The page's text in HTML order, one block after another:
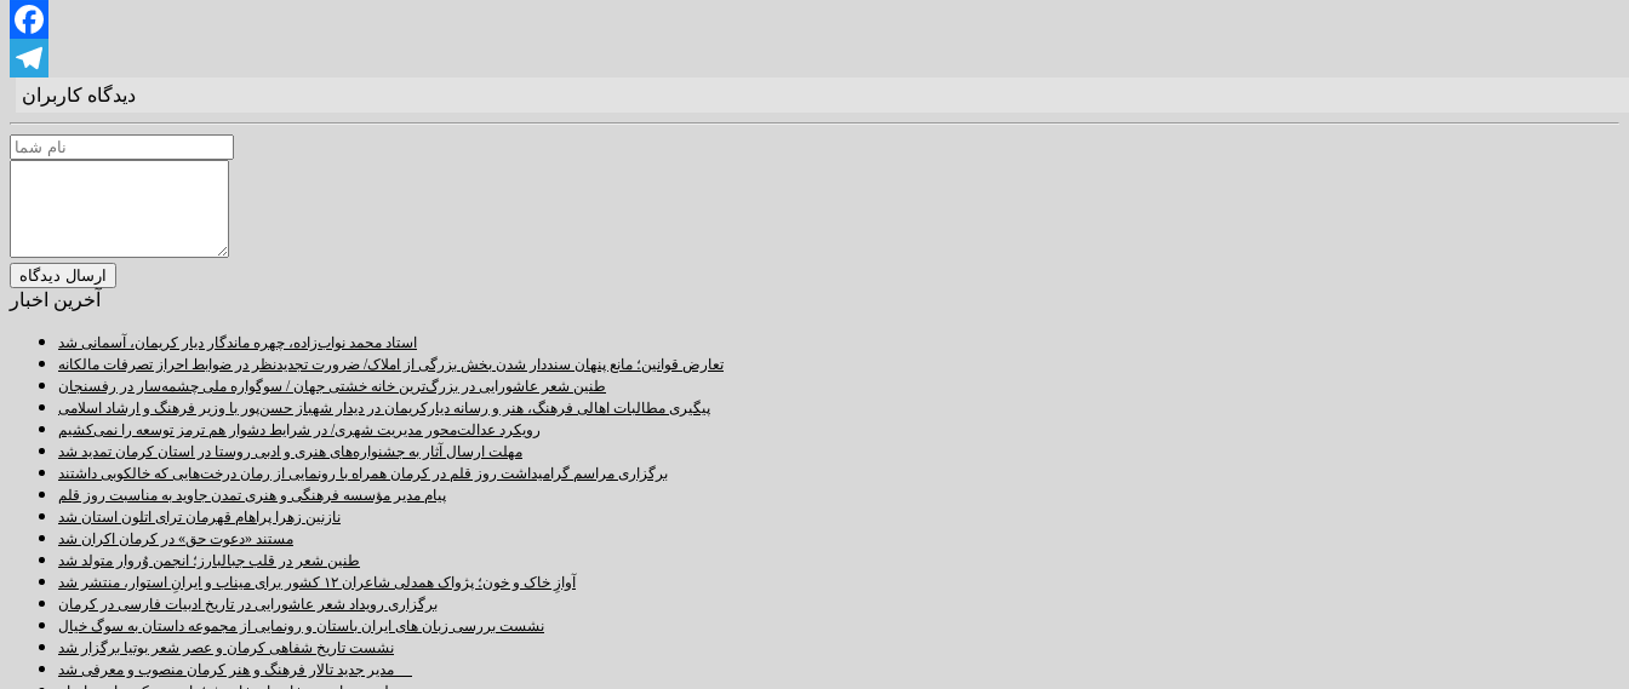
Twitter
Facebook
Telegram
دیدگاه کاربران
آخرین اخبار
استاد محمد نواب‌زاده، چهره ماندگار دیار کریمان، آسمانی شد
تعارض قوانین؛ مانع پنهان سنددار شدن بخش بزرگی از املاک/ ضرورت تجدیدنظر در ضوابط احراز تصرفات مالکانه
طنین شعر عاشورایی در بزرگ‌ترین خانه خشتی جهان / سوگواره ملی چشمه‌سار در رفسنجان
پیگیری مطالبات اهالی فرهنگ، هنر و رسانه دیارکریمان در دیدار شهباز حسن‌پور با وزیر فرهنگ و ارشاد اسلامی
رویکرد عدالت‌محور مدیریت شهری/ در شرایط دشوار هم ترمز توسعه را نمی‌کشیم
مهلت ارسال آثار به جشنواره‌های هنری و ادبی روستا در استان کرمان تمدید شد
برگزاری مراسم گرامیداشت روز قلم در کرمان همراه با رونمایی از رمان درخت‌هایی که خالکوبی داشتند
پیام مدیر مؤسسه فرهنگی و هنری تمدن جاوید به مناسبت روز قلم
نازنین زهرا پراهام قهرمان ترای اتلون استان شد
مستند «دعوت حق» در کرمان اکران شد
طنین شعر در قلب جبالبارز؛ انجمن وُروار متولد شد
آوازِ خاک و خون؛ پژواک همدلی شاعران ۱۲ کشور برای میناب و ایرانِ استوار، منتشر شد
برگزاری رویداد شعر عاشورایی در تاریخ ادبیات فارسی در کرمان
نشست بررسی زبان های ایران باستان و رونمایی از مجموعه داستان به سوگ خیال
نشست تاریخ شفاهی کرمان و عصر شعر بوتیا برگزار شد